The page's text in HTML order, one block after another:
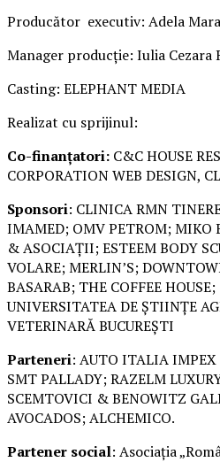
Producător executiv: Adela Mara
Manager producție: Iulia Cezara
Casting: ELEPHANT MEDIA
Realizat cu sprijinul:
Co-finanțatori: C&C HOUSE
CORPORATION WEB DESIGN,
Sponsori: CLINICA RMN
IMAMED; OMV PETROM; MIKO
& ASOCIAȚII; ESTEEM BODY
VOLARE; MERLIN’S;
BASARAB; THE COFFEE
UNIVERSITATEA DE ȘTIINȚE
VETERINARĂ BUCUREȘTI
Parteneri: AUTO ITALIA IMPEX
SMT PALLADY; RAZELM
SCEMTOVICI & BENOWITZ
AVOCADOS; ALCHEMICO.
Partener social: Asociația